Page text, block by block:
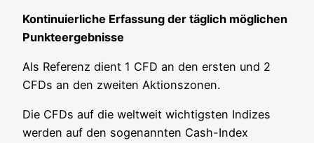
Kon­ti­nu­ier­li­che Erfas­sung der täg­lich mög­li­chen
Punkteergebnisse
Als Refe­renz dient 1 CFD an den ers­ten und 2
CFDs an den zwei­ten Aktionszonen.
Die CFDs auf die welt­weit wich­tigs­ten Indi­zes
wer­den auf den soge­nann­ten Cash-Index